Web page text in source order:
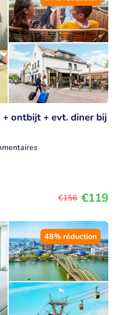
ontbijt + evt. diner bij
€156 €119
48% réduction